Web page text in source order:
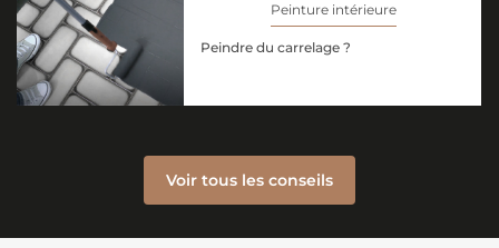
Peinture intérieure
Peindre du carrelage ?
Voir tous les conseils